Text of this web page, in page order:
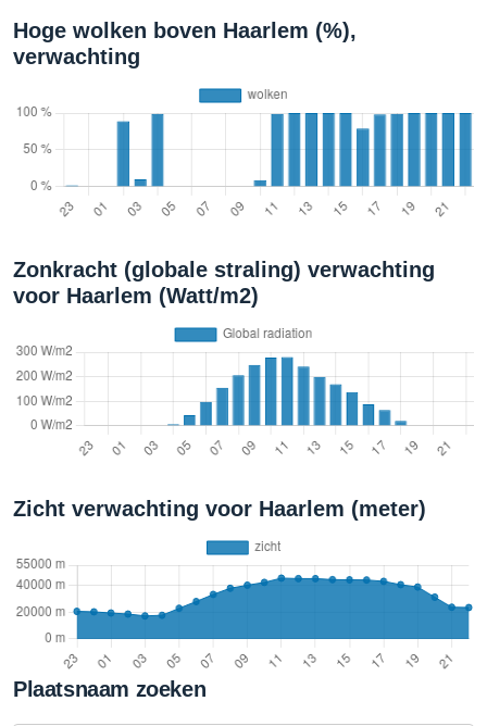
Hoge wolken boven Haarlem (%),
verwachting
Zonkracht (globale straling) verwachting
voor Haarlem (Watt/m2)
Zicht verwachting voor Haarlem (meter)
Plaatsnaam zoeken